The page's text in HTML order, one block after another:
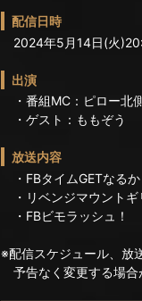
配信日時
2024年5月14日(火
出演
・番組MC：ピロー北
・ゲスト：ももぞう
放送内容
・FBタイムGETなる
・リベンジマウントギ
・FBビモラッシュ！
※配信スケジュール、放
予告なく変更する場合